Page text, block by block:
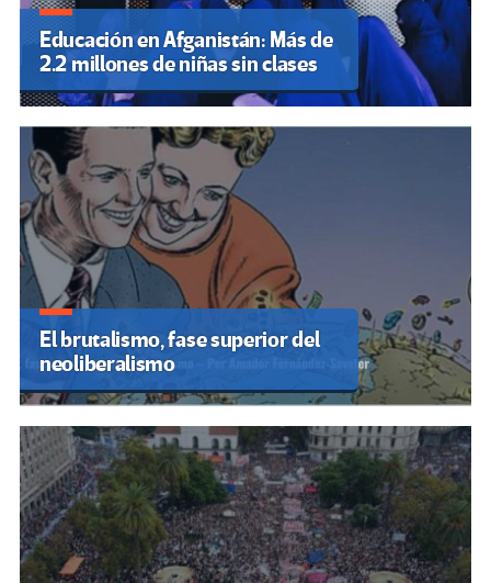
Educación en Afganistán: Más de
2.2 millones de niñas sin clases
El brutalismo, fase superior del
neoliberalismo